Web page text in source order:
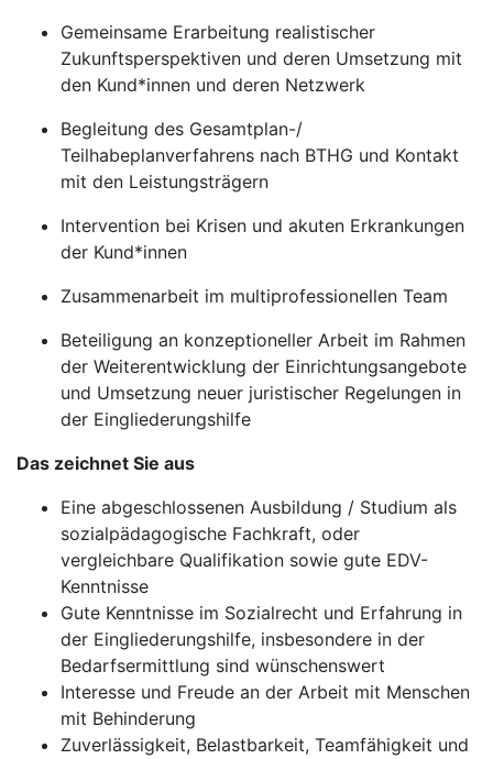
Gemeinsame Erarbeitung realistischer
Zukunftsperspektiven und deren Umsetzung mit
den Kund*innen und deren Netzwerk
Begleitung des Gesamtplan-/
Teilhabeplanverfahrens nach BTHG und Kontakt
mit den Leistungsträgern
Intervention bei Krisen und akuten Erkrankungen
der Kund*innen
Zusammenarbeit im multiprofessionellen Team
Beteiligung an konzeptioneller Arbeit im Rahmen
der Weiterentwicklung der Einrichtungsangebote
und Umsetzung neuer juristischer Regelungen in
der Eingliederungshilfe
Das zeichnet Sie aus
Eine abgeschlossenen Ausbildung / Studium als
sozialpädagogische Fachkraft, oder
vergleichbare Qualifikation sowie gute EDV-
Kenntnisse
Gute Kenntnisse im Sozialrecht und Erfahrung in
der Eingliederungshilfe, insbesondere in der
Bedarfsermittlung sind wünschenswert
Interesse und Freude an der Arbeit mit Menschen
mit Behinderung
Zuverlässigkeit, Belastbarkeit, Teamfähigkeit und